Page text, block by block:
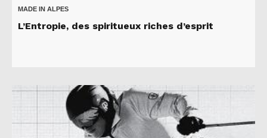
MADE IN ALPES
L’Entropie, des spiritueux riches d’esprit